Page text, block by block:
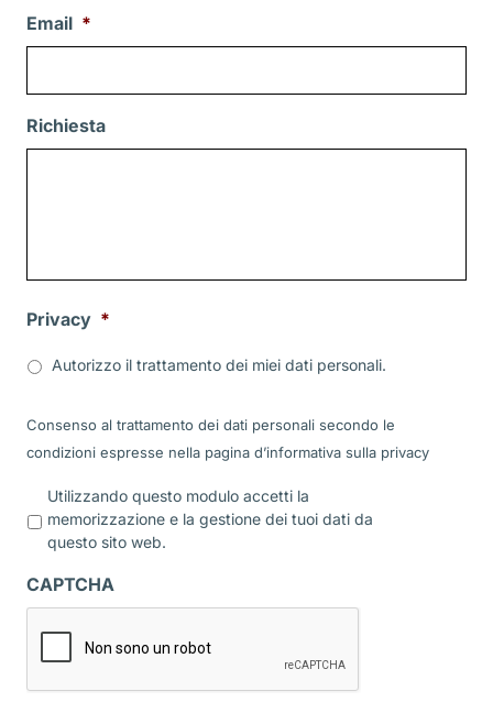
Email *
Richiesta
Privacy *
Autorizzo il trattamento dei miei dati personali.
Consenso al trattamento dei dati personali secondo le
condizioni espresse nella pagina d’informativa sulla privacy
r
a
c
Utilizzando questo modulo accetti la
memorizzazione e la gestione dei tuoi dati da
questo sito web.
CAPTCHA